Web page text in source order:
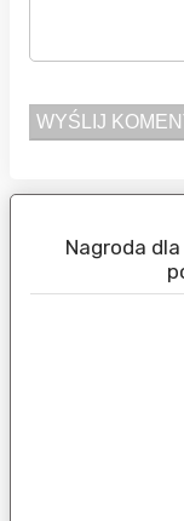
WYŚLIJ
Nagroda dla